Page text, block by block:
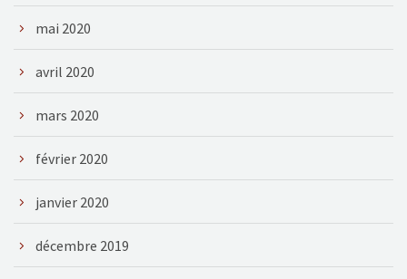
mai 2020
avril 2020
mars 2020
février 2020
janvier 2020
décembre 2019